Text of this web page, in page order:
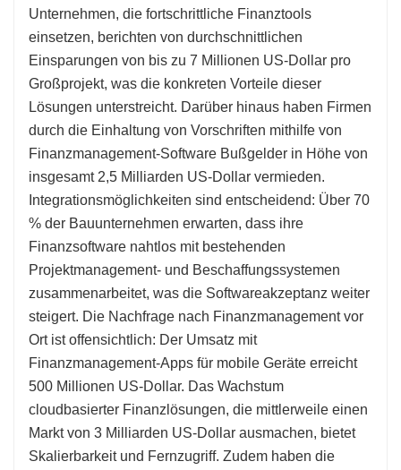
Unternehmen, die fortschrittliche Finanztools
einsetzen, berichten von durchschnittlichen
Einsparungen von bis zu 7 Millionen US-Dollar pro
Großprojekt, was die konkreten Vorteile dieser
Lösungen unterstreicht. Darüber hinaus haben Firmen
durch die Einhaltung von Vorschriften mithilfe von
Finanzmanagement-Software Bußgelder in Höhe von
insgesamt 2,5 Milliarden US-Dollar vermieden.
Integrationsmöglichkeiten sind entscheidend: Über 70
% der Bauunternehmen erwarten, dass ihre
Finanzsoftware nahtlos mit bestehenden
Projektmanagement- und Beschaffungssystemen
zusammenarbeitet, was die Softwareakzeptanz weiter
steigert. Die Nachfrage nach Finanzmanagement vor
Ort ist offensichtlich: Der Umsatz mit
Finanzmanagement-Apps für mobile Geräte erreicht
500 Millionen US-Dollar. Das Wachstum
cloudbasierter Finanzlösungen, die mittlerweile einen
Markt von 3 Milliarden US-Dollar ausmachen, bietet
Skalierbarkeit und Fernzugriff. Zudem haben die